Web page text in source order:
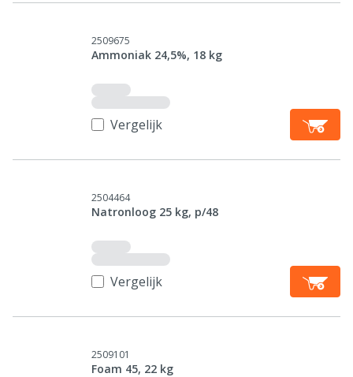
2509675
Ammoniak 24,5%, 18 kg
Vergelijk
2504464
Natronloog 25 kg, p/48
Vergelijk
2509101
Foam 45, 22 kg